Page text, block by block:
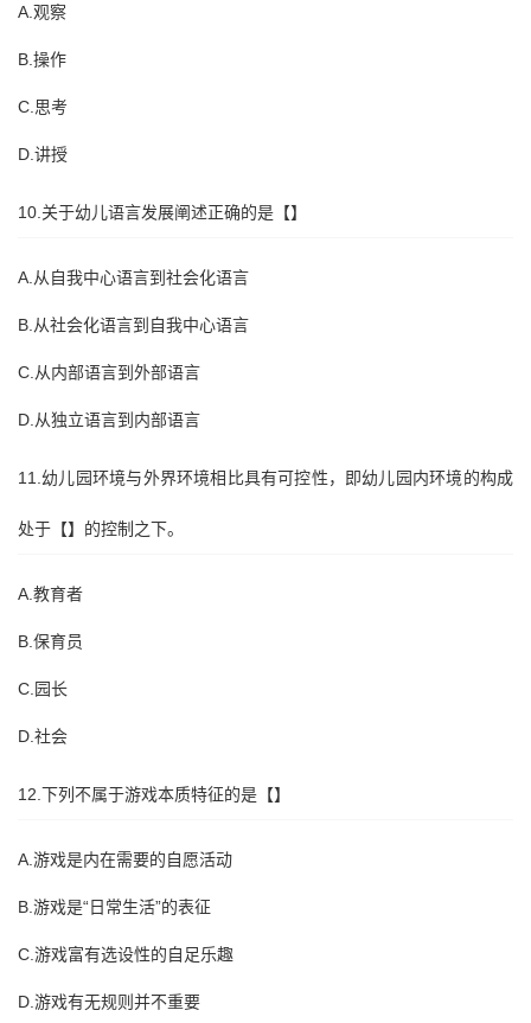
A.观察
B.操作
C.思考
D.讲授
10.关于幼儿语言发展阐述正确的是【】
A.从自我中心语言到社会化语言
B.从社会化语言到自我中心语言
C.从内部语言到外部语言
D.从独立语言到内部语言
11.幼儿园环境与外界环境相比具有可控性，即幼儿园内环境的构成
处于【】的控制之下。
A.教育者
B.保育员
C.园长
D.社会
12.下列不属于游戏本质特征的是【】
A.游戏是内在需要的自愿活动
B.游戏是“日常生活”的表征
C.游戏富有选设性的自足乐趣
D.游戏有无规则并不重要